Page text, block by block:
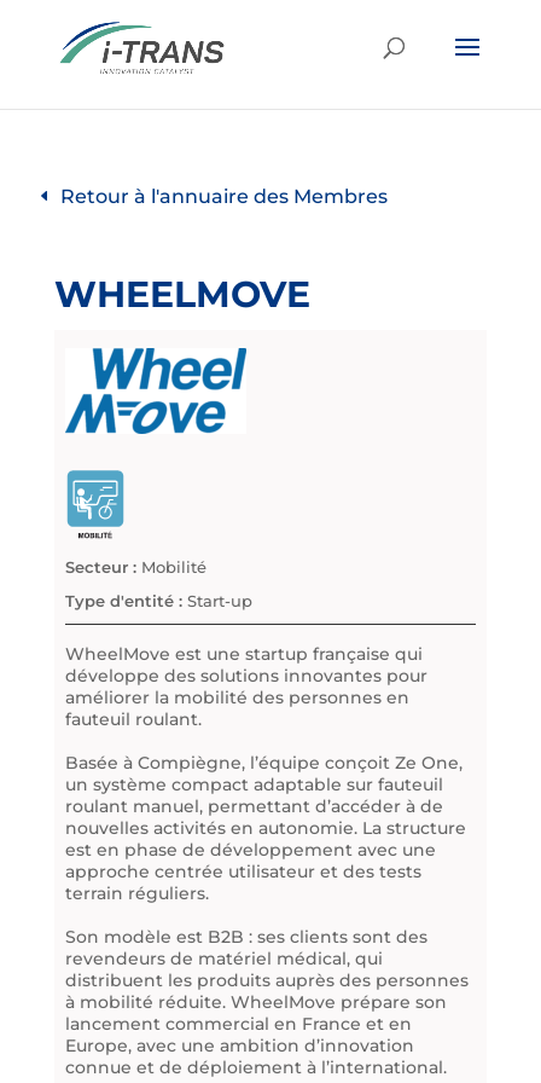
Retour à l'annuaire des Membres
WHEELMOVE
Secteur : Mobilité
Type d'entité : Start-up
WheelMove est une startup française qui
développe des solutions innovantes pour
améliorer la mobilité des personnes en
fauteuil roulant.
Basée à Compiègne, l’équipe conçoit Ze One,
un système compact adaptable sur fauteuil
roulant manuel, permettant d’accéder à de
nouvelles activités en autonomie. La structure
est en phase de développement avec une
approche centrée utilisateur et des tests
terrain réguliers.
Son modèle est B2B : ses clients sont des
revendeurs de matériel médical, qui
distribuent les produits auprès des personnes
à mobilité réduite. WheelMove prépare son
lancement commercial en France et en
Europe, avec une ambition d’innovation
connue et de déploiement à l’international.